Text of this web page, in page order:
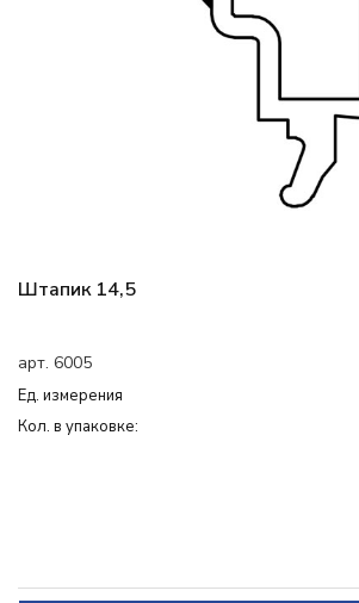
Штапик 14,5
арт. 6005
Ед. измерения
Кол. в упаковке: